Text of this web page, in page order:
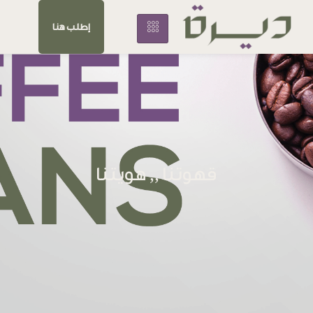
إطلب هنا
قهوتنا ,, هويتنا